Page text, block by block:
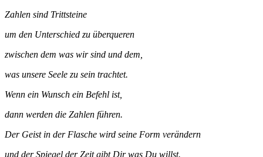
Zahlen sind Trittsteine
um den Unterschied zu überqueren
zwischen dem was wir sind und dem,
was unsere Seele zu sein trachtet.
Wenn ein Wunsch ein Befehl ist,
dann werden die Zahlen führen.
Der Geist in der Flasche wird seine Form verändern
und der Spiegel der Zeit gibt Dir was Du willst.